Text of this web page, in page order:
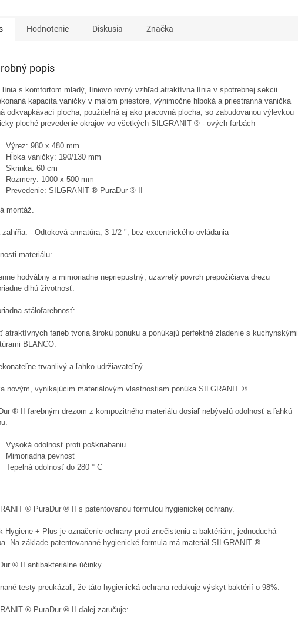
Hodnotenie Diskusia Značka
popis
línia s komfortom mladý, líniovo rovný vzhľad atraktívna línia v spotrebnej sekcii
kapacita vaničky v malom priestore, výnimočne hlboká a priestranná vanička
odkvapkávací plocha, použiteľná aj ako pracovná plocha, so zabudovanou výlevkou
ploché prevedenie okrajov vo všetkých SILGRANIT ® - ových farbách
Výrez: 980 x 480 mm
Hĺbka vaničky: 190/130 mm
Skrinka: 60 cm
Rozmery: 1000 x 500 mm
Prevedenie: SILGRANIT ® PuraDur ® II
montáž.
zahŕňa: - Odtoková armatúra, 3 1/2 ", bez excentrického ovládania
materiálu:
hodvábny a mimoriadne nepriepustný, uzavretý povrch prepožičiava drezu
dlhú životnosť.
stálofarebnosť:
atraktívnych farieb tvoria širokú ponuku a ponúkajú perfektné zladenie s kuchynskými
BLANCO.
trvanlivý a ľahko udržiavateľný
novým, vynikajúcim materiálovým vlastnostiam ponúka SILGRANIT ®
® II farebným drezom z kompozitného materiálu dosiaľ nebývalú odolnosť a ľahkú
Vysoká odolnosť proti poškriabaniu
Mimoriadna pevnosť
Tepelná odolnosť do 280 ° C
® PuraDur ® II s patentovanou formulou hygienickej ochrany.
Hygiene + Plus je označenie ochrany proti znečisteniu a baktériám, jednoduchá
Na základe patentovanané hygienické formula má materiál SILGRANIT ®
® II antibakteriálne účinky.
testy preukázali, že táto hygienická ochrana redukuje výskyt baktérií o 98%.
® PuraDur ® II ďalej zaručuje: